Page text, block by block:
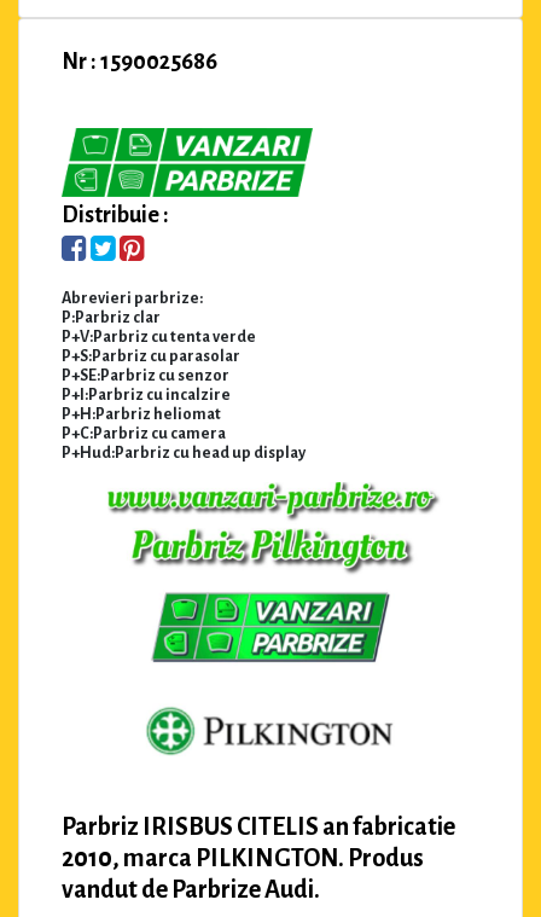
Nr : 1590025686
Distribuie :
Abrevieri parbrize:
P:Parbriz clar
P+V:Parbriz cu tenta verde
P+S:Parbriz cu parasolar
P+SE:Parbriz cu senzor
P+I:Parbriz cu incalzire
P+H:Parbriz heliomat
P+C:Parbriz cu camera
P+Hud:Parbriz cu head up display
Parbriz IRISBUS CITELIS an fabricatie
2010, marca PILKINGTON. Produs
vandut de Parbrize Audi.